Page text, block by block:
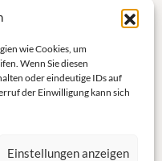
wie Cookies, um
Wenn Sie diesen
oder eindeutige IDs auf
der Einwilligung kann sich
Einstellungen anzeigen